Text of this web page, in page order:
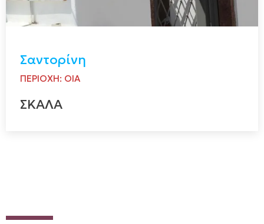
Σαντορίνη
ΠΕΡΙΟΧΗ: ΟΙΑ
ΣΚΑΛΑ